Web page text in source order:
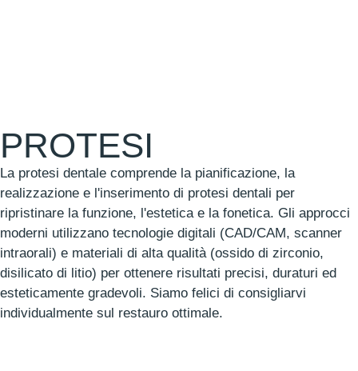
PROTESI
La protesi dentale comprende la pianificazione, la
realizzazione e l'inserimento di protesi dentali per
ripristinare la funzione, l'estetica e la fonetica. Gli approcci
moderni utilizzano tecnologie digitali (CAD/CAM, scanner
intraorali) e materiali di alta qualità (ossido di zirconio,
disilicato di litio) per ottenere risultati precisi, duraturi ed
esteticamente gradevoli. Siamo felici di consigliarvi
individualmente sul restauro ottimale.